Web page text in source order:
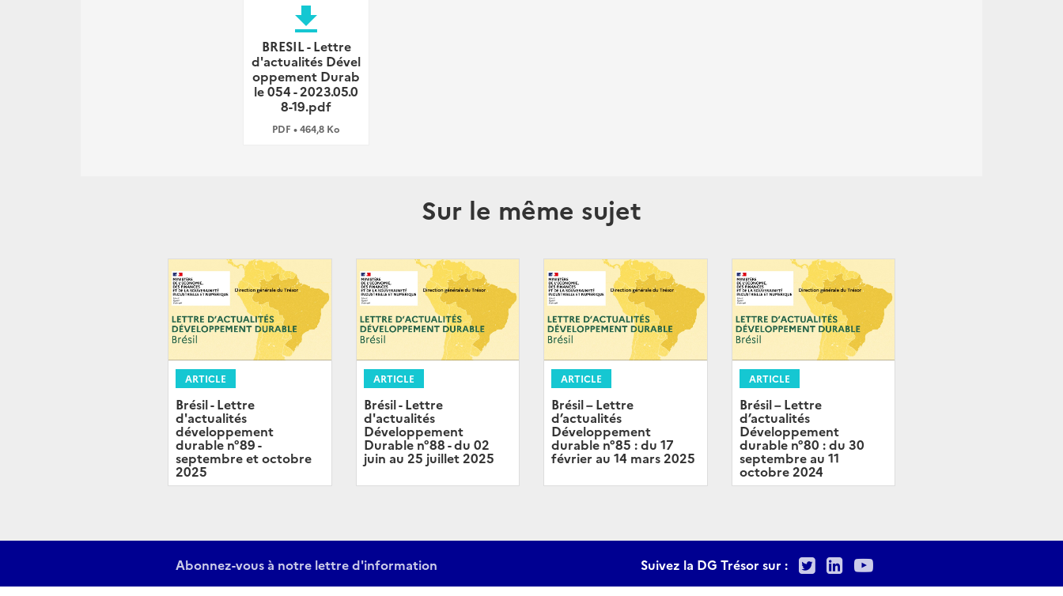
file_download
BRESIL - Lettre
d'actualités Dével
oppement Durab
le 054 - 2023.05.0
8-19.pdf
PDF • 464,8 Ko
Sur le même sujet
ARTICLE
Brésil - Lettre
d'actualités
développement
durable n°89 -
septembre et octobre
2025
ARTICLE
Brésil - Lettre
d'actualités
Développement
Durable n°88 - du 02
juin au 25 juillet 2025
ARTICLE
Brésil – Lettre
d’actualités
Développement
durable n°85 : du 17
février au 14 mars 2025
ARTICLE
Brésil – Lettre
d’actualités
Développement
durable n°80 : du 30
septembre au 11
octobre 2024
Abonnez-vous à notre lettre d'information Suivez la DG Trésor sur : TwitterLinkedIn
Youtube